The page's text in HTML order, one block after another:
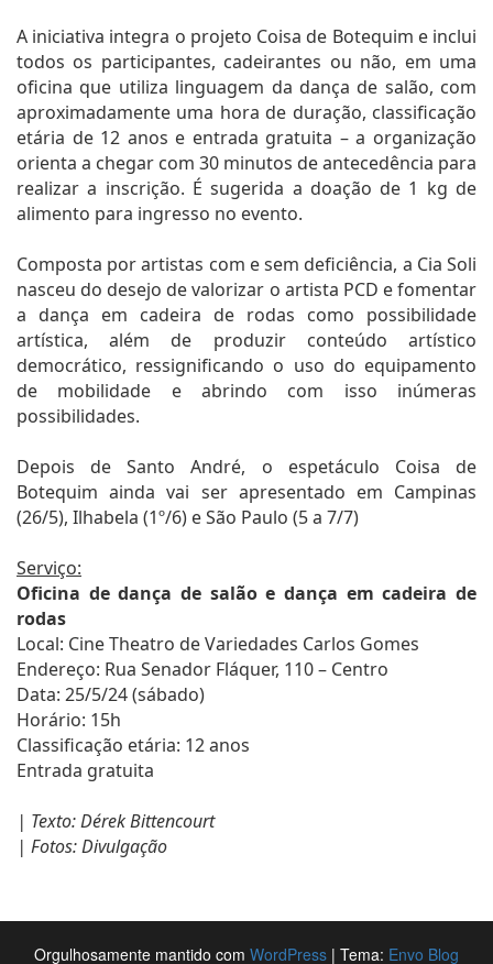
A iniciativa integra o projeto Coisa de Botequim e inclui
todos os participantes, cadeirantes ou não, em uma
oficina que utiliza linguagem da dança de salão, com
aproximadamente uma hora de duração, classificação
etária de 12 anos e entrada gratuita – a organização
orienta a chegar com 30 minutos de antecedência para
realizar a inscrição. É sugerida a doação de 1 kg de
alimento para ingresso no evento.
Composta por artistas com e sem deficiência, a Cia Soli
nasceu do desejo de valorizar o artista PCD e fomentar
a dança em cadeira de rodas como possibilidade
artística, além de produzir conteúdo artístico
democrático, ressignificando o uso do equipamento
de mobilidade e abrindo com isso inúmeras
possibilidades.
Depois de Santo André, o espetáculo Coisa de
Botequim ainda vai ser apresentado em Campinas
(26/5), Ilhabela (1º/6) e São Paulo (5 a 7/7)
Serviço:
Oficina de dança de salão e dança em cadeira de
rodas
Local: Cine Theatro de Variedades Carlos Gomes
Endereço: Rua Senador Fláquer, 110 – Centro
Data: 25/5/24 (sábado)
Horário: 15h
Classificação etária: 12 anos
Entrada gratuita
| Texto: Dérek Bittencourt
| Fotos: Divulgação
Orgulhosamente mantido com WordPress | Tema: Envo Blog